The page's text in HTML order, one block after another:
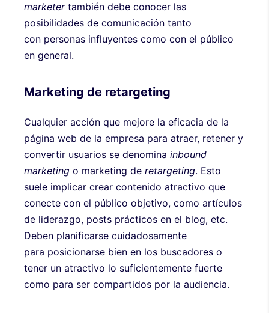
marketertambién debe conocer las
posibilidades de comunicación tanto
con personas influyentes como con el público
en general.
Marketing de retargeting
Cualquier acción que mejore la eficacia de la
página web de la empresa para atraer, retener y
convertir usuarios se denomina inbound
marketing o marketing de retargeting. Esto
suele implicar crear contenido atractivo que
conecte con el público objetivo, como artículos
de liderazgo, posts prácticos en el blog, etc.
Deben planificarse cuidadosamente
para posicionarse bien en los buscadores o
tener un atractivo lo suficientemente fuerte
como para ser compartidos por la audiencia.